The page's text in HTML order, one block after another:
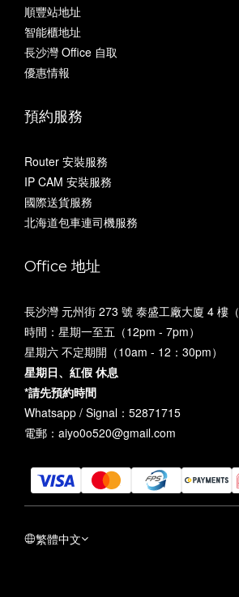
順豐站地址
智能櫃地址
長沙灣 Office 自取
優惠情報
預約服務
Router 安裝服務
IP CAM 安裝服務
國際送貨服務
北海道包車連司機服務
Office 地址
長沙灣 元州街 273 號 泰盛工廠大廈 4 樓（
時間：星期一至五（12pm - 7pm）
星期六 不定期開（10am - 12：30pm）
星期日、紅假 休息
*請先預約時間
Whatsapp / Signal：52871715
電郵：aiyo0o520@gmail.com
繁體中文